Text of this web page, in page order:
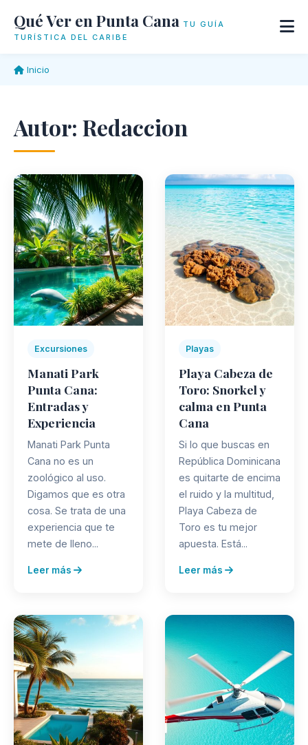
Qué Ver en Punta Cana TU GUÍA
TURÍSTICA DEL CARIBE
Inicio
Autor: Redaccion
Excursiones
Manati Park
Punta Cana:
Entradas y
Experiencia
Manati Park Punta
Cana no es un
zoológico al uso.
Digamos que es otra
cosa. Se trata de una
experiencia que te
mete de lleno...
Leer más
Playas
Playa Cabeza de
Toro: Snorkel y
calma en Punta
Cana
Si lo que buscas en
República Dominicana
es quitarte de encima
el ruido y la multitud,
Playa Cabeza de
Toro es tu mejor
apuesta. Está...
Leer más